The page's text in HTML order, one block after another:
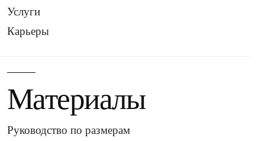
Услуги
Карьеры
Материалы
Руководство по размерам